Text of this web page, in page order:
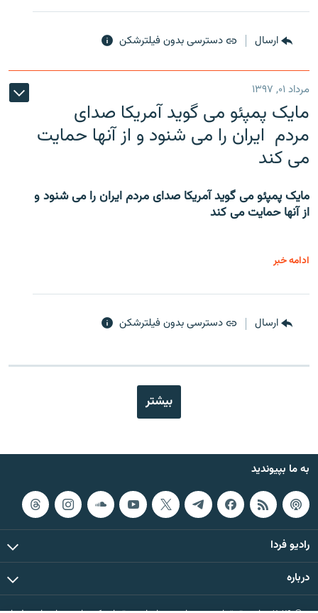
ارسال دسترسی بدون فیلترشکن
مرداد ۰۱, ۱۳۹۷
مایک پمپئو می گوید آمریکا صدای
مردم ایران را می شنود و از آنها حمایت
می کند
مایک پمپئو می گوید آمریکا صدای مردم ایران را می شنود و
از آنها حمایت می کند
ادامه خبر
ارسال دسترسی بدون فیلترشکن
بیشتر
به ما بپیوندید
رادیو فردا
درباره